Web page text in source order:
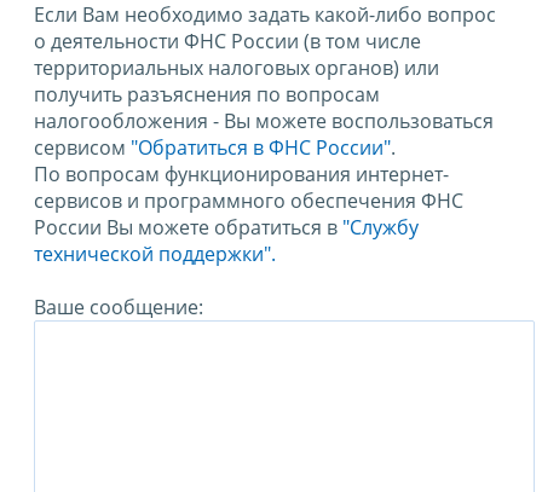
Если Вам необходимо задать какой-либо вопрос
о деятельности ФНС России (в том числе
территориальных налоговых органов) или
получить разъяснения по вопросам
налогообложения - Вы можете воспользоваться
сервисом "Обратиться в ФНС России".
По вопросам функционирования интернет-
сервисов и программного обеспечения ФНС
России Вы можете обратиться в "Службу
технической поддержки".
Ваше сообщение: